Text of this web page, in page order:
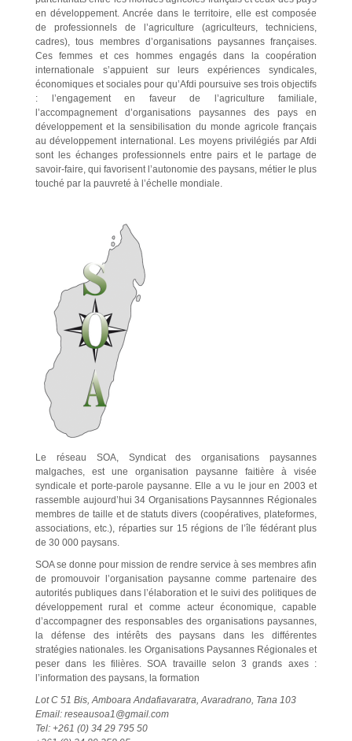
en développement. Ancrée dans le territoire, elle est composée
de professionnels de l’agriculture (agriculteurs, techniciens,
cadres), tous membres d’organisations paysannes françaises.
Ces femmes et ces hommes engagés dans la coopération
internationale s’appuient sur leurs expériences syndicales,
économiques et sociales pour qu’Afdi poursuive ses trois objectifs
: l’engagement en faveur de l’agriculture familiale,
l’accompagnement d’organisations paysannes des pays en
développement et la sensibilisation du monde agricole français
au développement international. Les moyens privilégiés par Afdi
sont les échanges professionnels entre pairs et le partage de
savoir-faire, qui favorisent l’autonomie des paysans, métier le plus
touché par la pauvreté à l’échelle mondiale.
Le réseau SOA, Syndicat des organisations paysannes
malgaches, est une organisation paysanne faitière à visée
syndicale et porte-parole paysanne. Elle a vu le jour en 2003 et
rassemble aujourd’hui 34 Organisations Paysannnes Régionales
membres de taille et de statuts divers (coopératives, plateformes,
associations, etc.), réparties sur 15 régions de l’île fédérant plus
de 30 000 paysans.
SOA se donne pour mission de rendre service à ses membres afin
de promouvoir l’organisation paysanne comme partenaire des
autorités publiques dans l’élaboration et le suivi des politiques de
développement rural et comme acteur économique, capable
d’accompagner des responsables des organisations paysannes,
la défense des intérêts des paysans dans les différentes
stratégies nationales. les Organisations Paysannes Régionales et
peser dans les filières. SOA travaille selon 3 grands axes :
l’information des paysans, la formation
Lot C 51 Bis,Amboara Andafiavaratra,Avaradrano, Tana 103
Email: reseausoa1@gmail.com
Tel: +261 (0) 34 29 795 50